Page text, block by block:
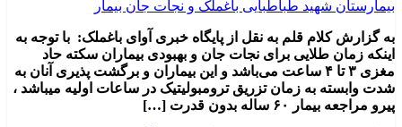
به گزارش کلام قلم به نقل از پایگاه خبری آوای باغملک: با توجه به
اینکه زمان طلایی برای نجات جان و بهبودی بیماران سکته حاد
مغزی ۳ تا ۴ ساعت می‌باشد و این بیماران و برگشت پذیری آنان به
شدت وابسته به زمان تزریق ترومبولیتیک در ساعات اولیه میباشد ،
پیرو مراجعه بیمار ۶۰ ساله بدون قدرت […]